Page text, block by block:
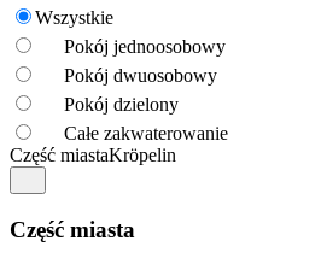
Wszystkie
Pokój jednoosobowy
Pokój dwuosobowy
Pokój dzielony
Całe zakwaterowanie
Część miastaKröpelin
Część miasta